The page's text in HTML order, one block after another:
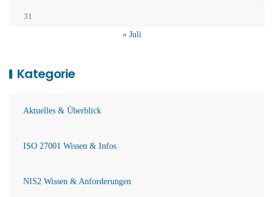
31
« Juli
Kategorie
Aktuelles & Überblick
ISO 27001 Wissen & Infos
NIS2 Wissen & Anforderungen